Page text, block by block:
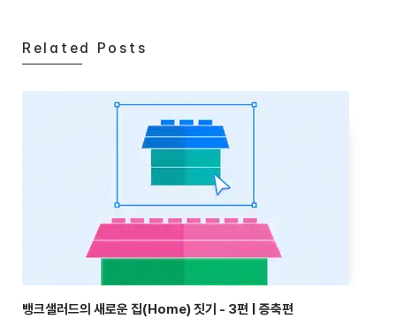
Related Posts
뱅크샐러드의 새로운 집(Home) 짓기 - 3편 | 증축편